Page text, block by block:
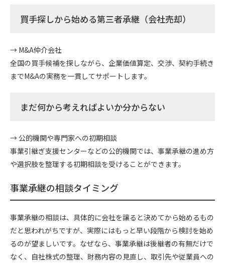
買手探しから始める第三者承継（会社売却）
→ M&A仲介会社
全国の買手候補を探しながら、企業価値算定、交渉、契約手続き
までM&Aの実務を一貫してサポートします。
まだ何から考えればよいか分からない
→ 公的機関や専門家への初期相談
事業引継ぎ支援センターなどの公的機関では、事業承継の進め方
や選択肢を整理する初期相談を受けることができます。
事業承継の相談タイミング
事業承継の相談は、具体的に会社を譲ると決めてから始めるもの
だと思われがちですが、実際にはもっと早い段階から検討を始め
るのが望ましいです。なぜなら、事業承継は後継者の有無だけで
なく、自社株式の整理、財務内容の見直し、取引先や従業員への